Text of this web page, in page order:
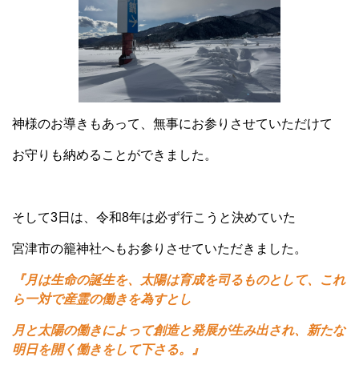
神様のお導きもあって、無事にお参りさせていただけて
お守りも納めることができました。
そして3日は、令和8年は必ず行こうと決めていた
宮津市の籠神社へもお参りさせていただきました。
『月は生命の誕生を、太陽は育成を司るものとして、これ
ら一対で産霊の働きを為すとし
月と太陽の働きによって創造と発展が生み出され、新たな
明日を開く働きをして下さる。』